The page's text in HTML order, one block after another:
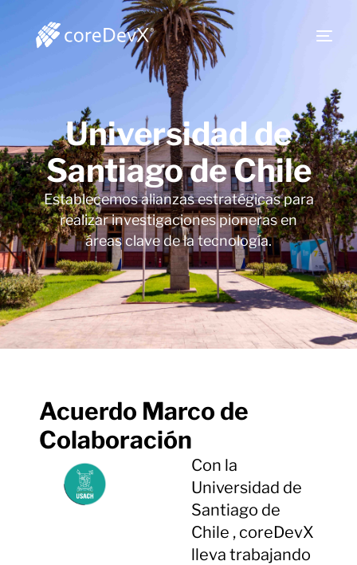
Universidad de
Santiago de Chile
Establecemos alianzas estratégicas para
realizar investigaciones pioneras en
áreas clave de la tecnología.
Acuerdo Marco de
Colaboración
Con la
Universidad de
Santiago de
Chile , coreDevX
lleva trabajando